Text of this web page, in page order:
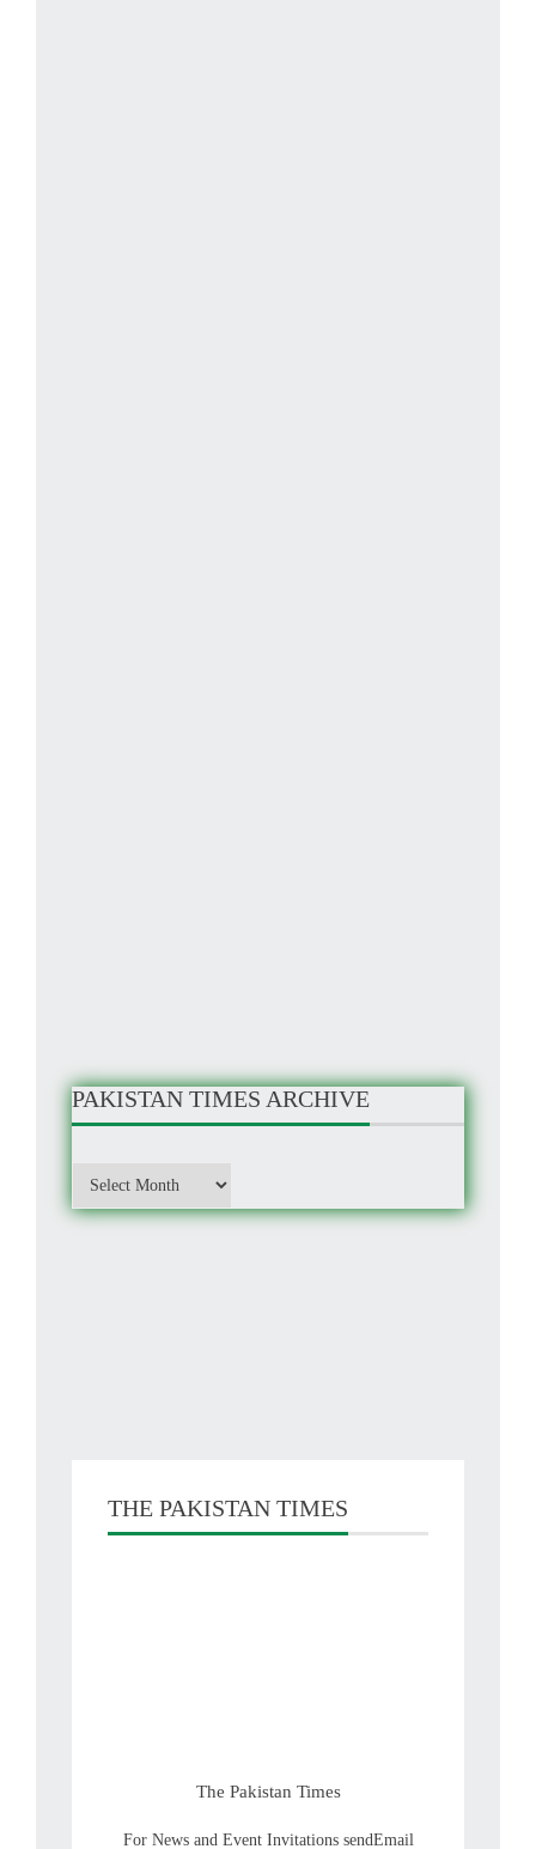
PAKISTAN TIMES ARCHIVE
THE PAKISTAN TIMES
The Pakistan Times
For News and Event Invitations sendEmail